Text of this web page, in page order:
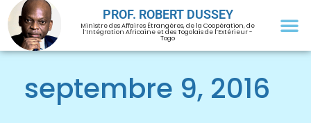
PROF. ROBERT DUSSEY
Ministre des Affaires Étrangères, de la Coopération, de
l’Intégration Africaine et des Togolais de l’Extérieur -
Togo
septembre 9, 2016